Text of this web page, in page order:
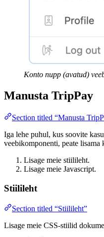
Konto nupp (avatud)
Manusta TripPay
Section titled “Manusta
Iga lehe puhul, kus soovite
veebikomponenti, peate lisama
Lisage meie stiilileht.
Lisage meie Javascript.
Stiilileht
Section titled “Stiilileht”
Lisage meie CSS-stiilid